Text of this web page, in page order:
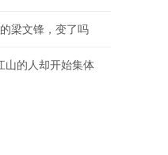
梁文锋，变了吗
山的人却开始集体